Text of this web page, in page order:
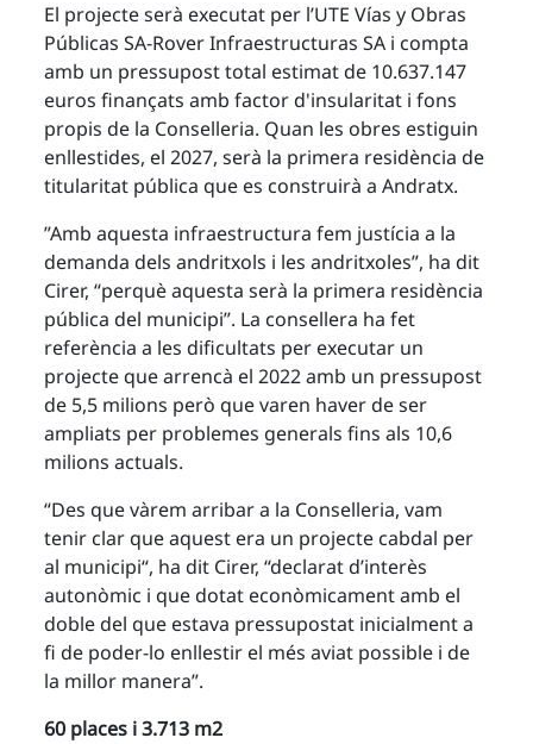
El projecte serà executat per l’UTE Vías y Obras
Públicas SA-Rover Infraestructuras SA i compta
amb un pressupost total estimat de 10.637.147
euros finançats amb factor d'insularitat i fons
propis de la Conselleria. Quan les obres estiguin
enllestides, el 2027, serà la primera residència de
titularitat pública que es construirà a Andratx.
”Amb aquesta infraestructura fem justícia a la
demanda dels andritxols i les andritxoles”, ha dit
Cirer, “perquè aquesta serà la primera residència
pública del municipi”. La consellera ha fet
referència a les dificultats per executar un
projecte que arrencà el 2022 amb un pressupost
de 5,5 milions però que varen haver de ser
ampliats per problemes generals fins als 10,6
milions actuals.
“Des que vàrem arribar a la Conselleria, vam
tenir clar que aquest era un projecte cabdal per
al municipi“, ha dit Cirer, “declarat d’interès
autonòmic i que dotat econòmicament amb el
doble del que estava pressupostat inicialment a
fi de poder-lo enllestir el més aviat possible i de
la millor manera”.
60 places i 3.713 m2